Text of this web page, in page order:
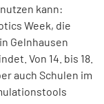
kann:
Week, die
Gelnhausen
Von 14. bis 18.
auch Schulen im